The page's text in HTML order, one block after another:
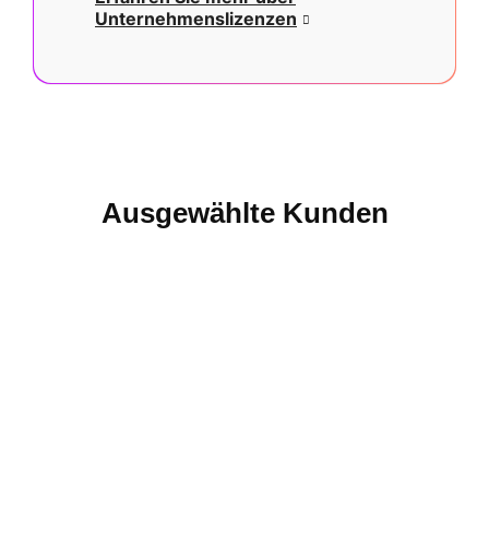
Unternehmenslizenzen
Ausgewählte Kunden